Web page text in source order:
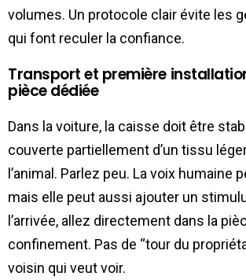
volumes. Un protocole clair évite les
qui font reculer la confiance.
Transport et première
pièce dédiée
Dans la voiture, la caisse doit être
couverte partiellement d’un tissu
l’animal. Parlez peu. La voix humaine
mais elle peut aussi ajouter un
l’arrivée, allez directement dans la
confinement. Pas de “tour du
voisin qui veut voir.